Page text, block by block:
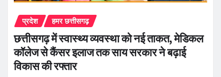
प्रदेश हमर छत्तीसगढ़
छत्तीसगढ़ में स्वास्थ्य व्यवस्था को नई ताकत, मेडिकल
कॉलेज से कैंसर इलाज तक साय सरकार ने बढ़ाई
विकास की रफ्तार